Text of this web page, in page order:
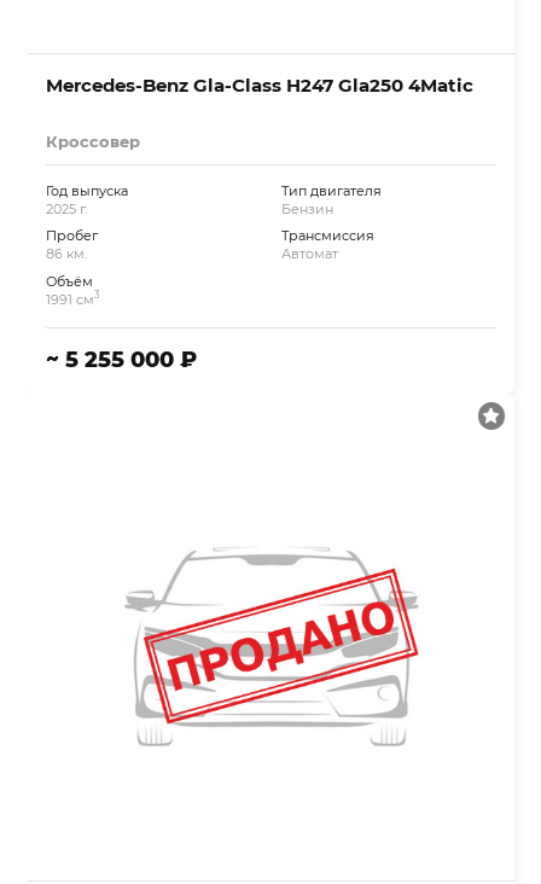
Mercedes-Benz Gla-Class H247 Gla250 4Matic
Кроссовер
Год выпуска
2025 г.
Пробег
86 км.
Объём
1991 см3
Тип двигателя
Бензин
Трансмиссия
Автомат
~ 5 255 000 ₽